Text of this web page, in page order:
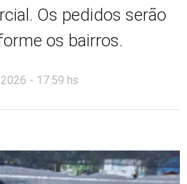
Os pedidos serão
os bairros.
- 17:59 hs